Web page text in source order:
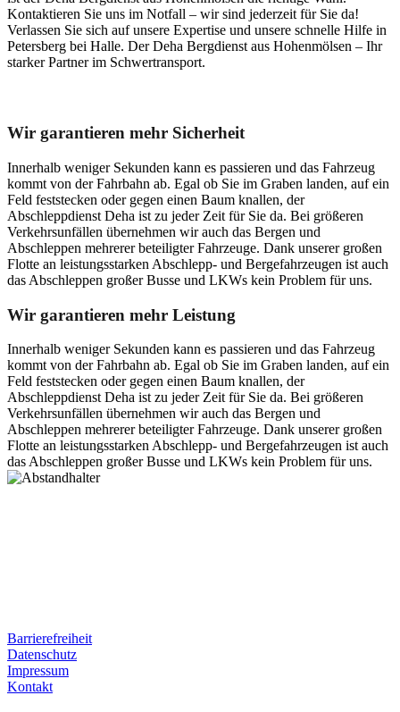
Kontaktieren Sie uns im Notfall – wir sind jederzeit für Sie da!
Verlassen Sie sich auf unsere Expertise und unsere schnelle Hilfe in
Petersberg bei Halle. Der Deha Bergdienst aus Hohenmölsen – Ihr
starker Partner im Schwertransport.
Wir garantieren mehr Sicherheit
Innerhalb weniger Sekunden kann es passieren und das Fahrzeug
kommt von der Fahrbahn ab. Egal ob Sie im Graben landen, auf ein
Feld feststecken oder gegen einen Baum knallen, der
Abschleppdienst Deha ist zu jeder Zeit für Sie da. Bei größeren
Verkehrsunfällen übernehmen wir auch das Bergen und
Abschleppen mehrerer beteiligter Fahrzeuge. Dank unserer großen
Flotte an leistungsstarken Abschlepp- und Bergefahrzeugen ist auch
das Abschleppen großer Busse und LKWs kein Problem für uns.
Wir garantieren mehr Leistung
Innerhalb weniger Sekunden kann es passieren und das Fahrzeug
kommt von der Fahrbahn ab. Egal ob Sie im Graben landen, auf ein
Feld feststecken oder gegen einen Baum knallen, der
Abschleppdienst Deha ist zu jeder Zeit für Sie da. Bei größeren
Verkehrsunfällen übernehmen wir auch das Bergen und
Abschleppen mehrerer beteiligter Fahrzeuge. Dank unserer großen
Flotte an leistungsstarken Abschlepp- und Bergefahrzeugen ist auch
das Abschleppen großer Busse und LKWs kein Problem für uns.
Barrierefreiheit
Datenschutz
Impressum
Kontakt